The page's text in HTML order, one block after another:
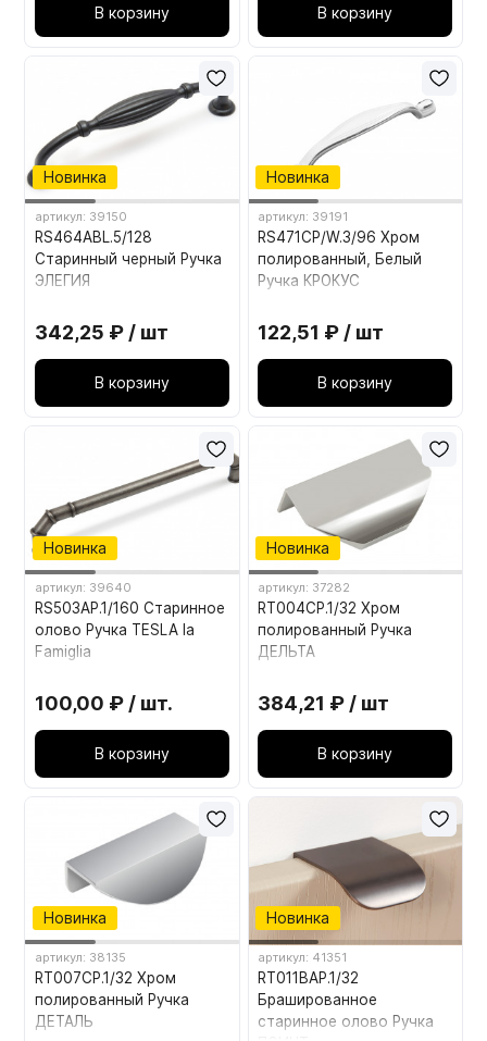
В корзину В корзину
Новинка
артикул: 39150
RS464ABL.5/128
Старинный черный Ручка
ЭЛЕГИЯ
342,25 ₽ / шт
В корзину
Новинка
артикул: 39191
RS471CP/W.3/96 Хром
полированный, Белый
Ручка КРОКУС
122,51 ₽ / шт
В корзину
Новинка
артикул: 39640
RS503AP.1/160 Старинное
олово Ручка TESLA la
Famiglia
100,00 ₽ / шт.
В корзину
Новинка
артикул: 37282
RT004CP.1/32 Хром
полированный Ручка
ДЕЛЬТА
384,21 ₽ / шт
В корзину
Новинка
артикул: 38135
RT007CP.1/32 Хром
полированный Ручка
ДЕТАЛЬ
Новинка
артикул: 41351
RT011BAP.1/32
Брашированное
старинное олово Ручка